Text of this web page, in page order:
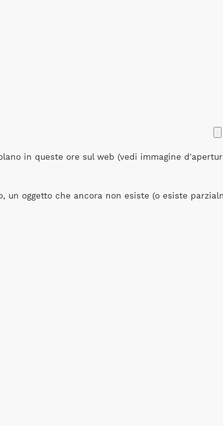
in queste ore sul web (vedi immagine
un oggetto che ancora non esiste (o esiste